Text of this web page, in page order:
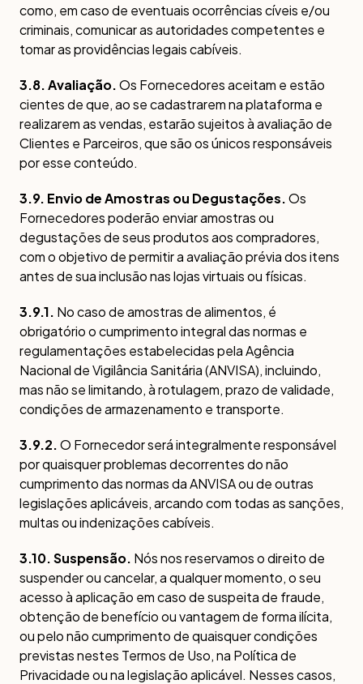
como, em caso de eventuais ocorrências cíveis e/ou
criminais, comunicar as autoridades competentes e
tomar as providências legais cabíveis.
3.8. Avaliação.Os Fornecedores aceitam e estão
cientes de que, ao se cadastrarem na plataforma e
realizarem as vendas, estarão sujeitos à avaliação de
Clientes e Parceiros, que são os únicos responsáveis
por esse conteúdo.
3.9. Envio de Amostras ou Degustações.Os
Fornecedores poderão enviar amostras ou
degustações de seus produtos aos compradores,
com o objetivo de permitir a avaliação prévia dos itens
antes de sua inclusão nas lojas virtuais ou físicas.
3.9.1. No caso de amostras de alimentos, é
obrigatório o cumprimento integral das normas e
regulamentações estabelecidas pela Agência
Nacional de Vigilância Sanitária (ANVISA), incluindo,
mas não se limitando, à rotulagem, prazo de validade,
condições de armazenamento e transporte.
3.9.2.O Fornecedor será integralmente responsável
por quaisquer problemas decorrentes do não
cumprimento das normas da ANVISA ou de outras
legislações aplicáveis, arcando com todas as sanções,
multas ou indenizações cabíveis.
3.10. Suspensão. Nós nos reservamos o direito de
suspender ou cancelar, a qualquer momento, o seu
acesso à aplicação em caso de suspeita de fraude,
obtenção de benefício ou vantagem de forma ilícita,
ou pelo não cumprimento de quaisquer condições
previstas nestes Termos de Uso, na Política de
Privacidade ou na legislação aplicável. Nesses casos,